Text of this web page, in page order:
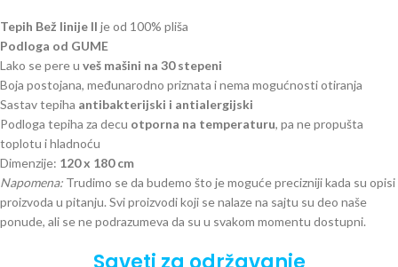
Tepih Bež linije II je od 100% pliša
Podloga od GUME
Lako se pere u veš mašini na 30 stepeni
Boja postojana, međunarodno priznata i nema mogućnosti otiranja
Sastav tepiha antibakterijski i antialergijski
Podloga tepiha za decu otporna na temperaturu, pa ne propušta
toplotu i hladnoću
Dimenzije: 120 x 180 cm
Napomena: Trudimo se da budemo što je moguće precizniji kada su opisi
proizvoda u pitanju. Svi proizvodi koji se nalaze na sajtu su deo naše
ponude, ali se ne podrazumeva da su u svakom momentu dostupni.